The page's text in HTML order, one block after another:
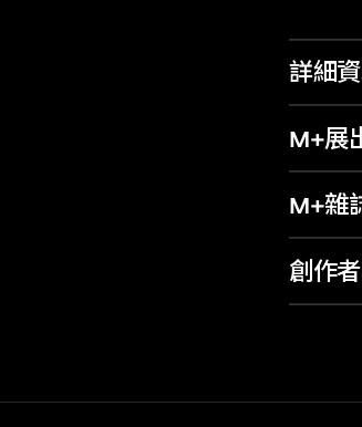
詳細
M+展
M+雜
創作